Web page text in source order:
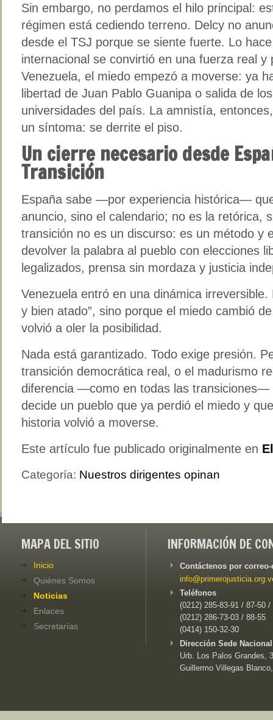
Sin embargo, no perdamos el hilo principal:
régimen está cediendo terreno. Delcy no
desde el TSJ porque se siente fuerte. Lo
internacional se convirtió en una fuerza real y
Venezuela, el miedo empezó a moverse: ya
libertad de Juan Pablo Guanipa o salida de
universidades del país. La amnistía,
un síntoma: se derrite el piso.
Un cierre necesario desde
Transición
España sabe —por experiencia histórica—
anuncio, sino el calendario; no es la retórica,
transición no es un discurso: es un método y
devolver la palabra al pueblo con elecciones
legalizados, prensa sin mordaza y justicia
Venezuela entró en una dinámica
y bien atado”, sino porque el miedo cambió
volvió a oler la posibilidad.
Nada está garantizado. Todo exige presión.
transición democrática real, o el madurismo
diferencia —como en todas las transiciones—
decide un pueblo que ya perdió el miedo y
historia volvió a moverse.
Este artículo fue publicado originalmente en
Categoría: Nuestros dirigentes opinan
MAPA DEL SITIO
Inicio
Quiénes Somos
Noticias
Enlaces
Secretarías
INFORMACIÓN DE
Contáctenos por
Teléfonos
(0212) 285-83-91 / 87-50 /
(0212) 286-73-03 / 88-55
(0414) 150-32-30
Dirección Sede
Urb. Los Palos Grandes,
Guillermo Villegas